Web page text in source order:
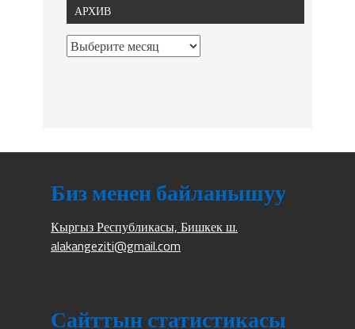
АРХИВ
Биз менен байланышуу
Кыргыз Республикасы, Бишкек ш.
alakangeziti@gmail.com
Сайттын статистикасы